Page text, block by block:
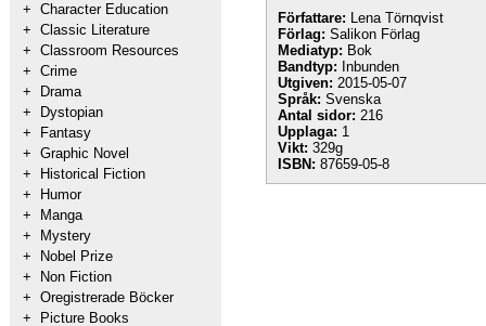
+ Character Education
+ Classic Literature
+ Classroom Resources
+ Crime
+
Drama
+
Dystopian
+
Fantasy
+ Graphic Novel
+
Historical Fiction
+
Humor
+
Manga
+
Mystery
+
Nobel Prize
+
Non Fiction
+ Oregistrerade Böcker
+
Picture Books
Författare: Lena Törnqvist
Förlag: Salikon Förlag
Mediatyp: Bok
Bandtyp: Inbunden
Utgiven: 2015-05-07
Språk: Svenska
Antal sidor: 216
Upplaga: 1
Vikt: 329g
ISBN: 87659-05-8